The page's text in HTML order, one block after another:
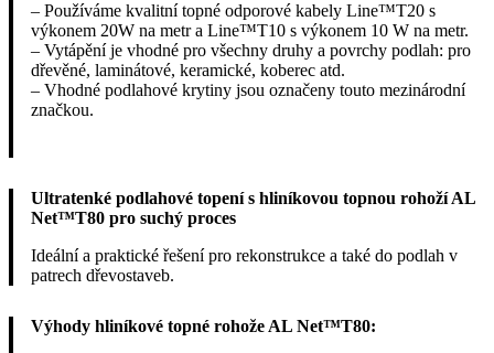
– Používáme kvalitní topné odporové kabely Line™T20 s
výkonem 20W na metr a Line™T10 s výkonem 10 W na metr.
– Vytápění je vhodné pro všechny druhy a povrchy podlah: pro
dřevěné, laminátové, keramické, koberec atd.
– Vhodné podlahové krytiny jsou označeny touto mezinárodní
značkou.
Ultratenké podlahové topení s hliníkovou topnou rohoží AL
Net™T80 pro suchý proces
Ideální a praktické řešení pro rekonstrukce a také do podlah v
patrech dřevostaveb.
Výhody hliníkové topné rohože AL Net™T80: